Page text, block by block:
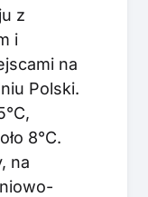
z
i
na
Polski.
8°C.
na